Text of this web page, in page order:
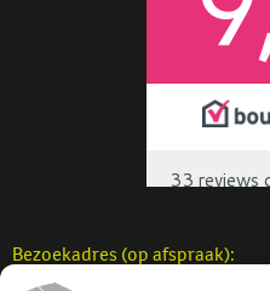
Bezoekadres (op afspraak):
M2 Bouw b.v.